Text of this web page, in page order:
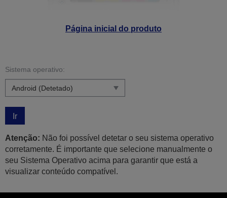
Página inicial do produto
Sistema operativo:
Ir
Atenção: Não foi possível detetar o seu sistema operativo
corretamente. É importante que selecione manualmente o
seu Sistema Operativo acima para garantir que está a
visualizar conteúdo compatível.